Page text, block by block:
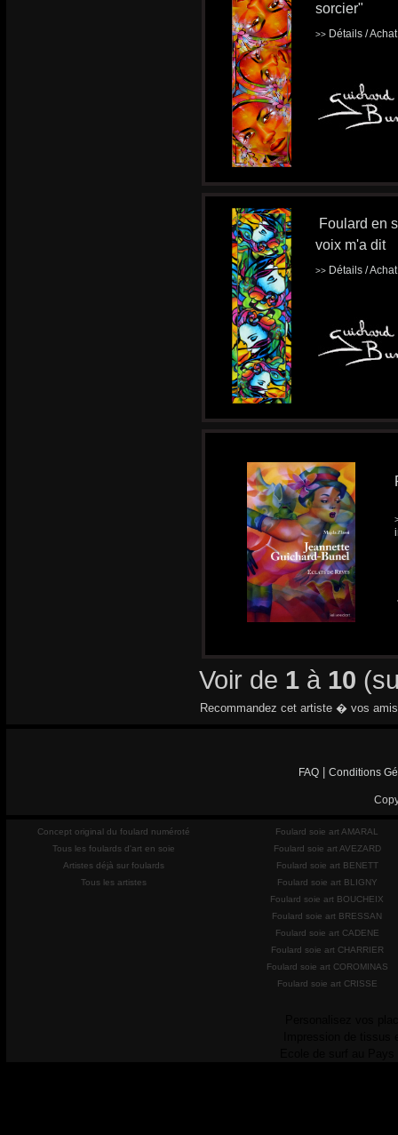
sorcier"
>> Détails /
Foulard en
voix m'a dit
>> Détails /
Voir de 1 à 10
Recommandez cet artiste � vos
FAQ Conditions
Concept original du foulard numéroté
Tous les foulards d'art en soie
Artistes déjà sur foulards
Tous les artistes
Foulard soie art AMARAL
Foulard soie art AVEZARD
Foulard soie art BENETT
Foulard soie art BLIGNY
Foulard soie art BOUCHEIX
Foulard soie art BRESSAN
Foulard soie art CADENE
Foulard soie art CHARRIER
Foulard soie art COROMINAS
Foulard soie art CRISSE